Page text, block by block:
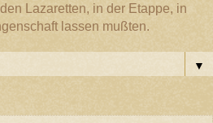
Lazaretten, in der Etappe, in
lassen mußten.
▼